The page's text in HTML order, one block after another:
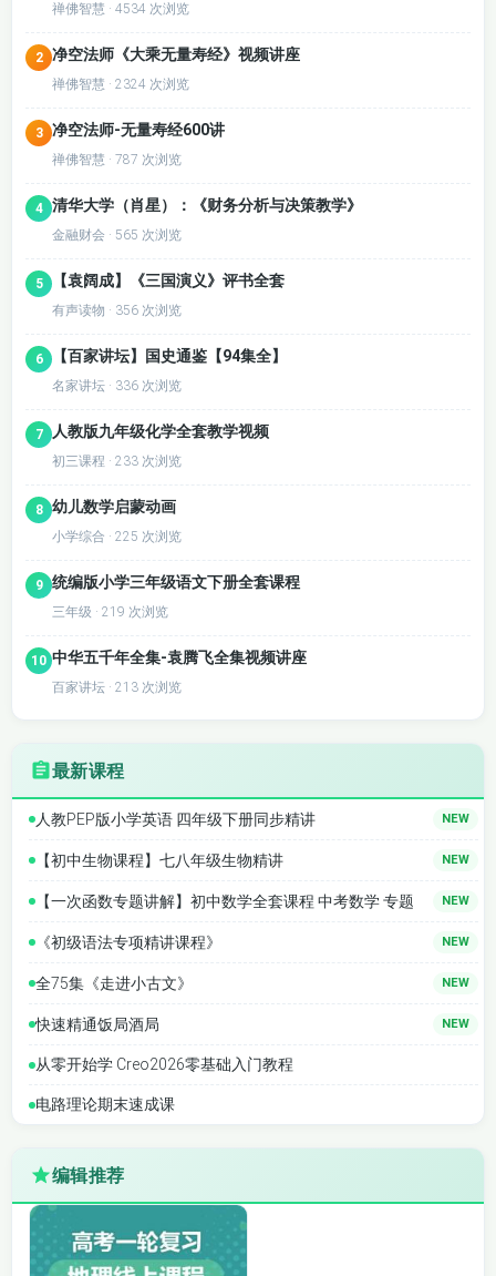
禅佛智慧 · 4534 次浏览
2 净空法师《大乘无量寿经》视频讲座
禅佛智慧 · 2324 次浏览
3 净空法师-无量寿经600讲
禅佛智慧 · 787 次浏览
4 清华大学（肖星）：《财务分析与决策教学》
金融财会 · 565 次浏览
5 【袁阔成】《三国演义》评书全套
有声读物 · 356 次浏览
6 【百家讲坛】国史通鉴【94集全】
名家讲坛 · 336 次浏览
7 人教版九年级化学全套教学视频
初三课程 · 233 次浏览
8 幼儿数学启蒙动画
小学综合 · 225 次浏览
9 统编版小学三年级语文下册全套课程
三年级 · 219 次浏览
10 中华五千年全集-袁腾飞全集视频讲座
百家讲坛 · 213 次浏览
最新课程
人教PEP版小学英语 四年级下册同步精讲 NEW
【初中生物课程】七八年级生物精讲 NEW
【一次函数专题讲解】初中数学全套课程 中考数学 专题 NEW
《初级语法专项精讲课程》 NEW
全75集《走进小古文》 NEW
快速精通饭局酒局 NEW
从零开始学 Creo2026零基础入门教程
电路理论期末速成课
编辑推荐